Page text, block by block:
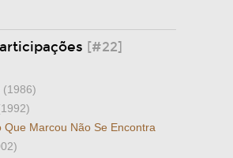
[#22]
(1986)
Que Marcou Não Se Encontra